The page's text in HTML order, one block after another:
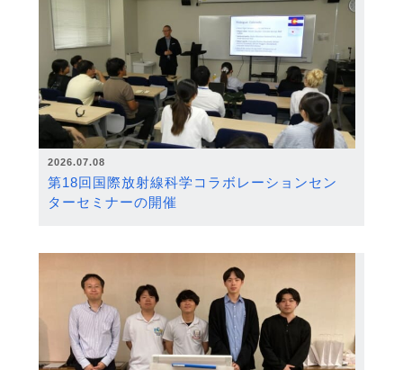
2026.07.08
第18回国際放射線科学コラボレーションセン
ターセミナーの開催